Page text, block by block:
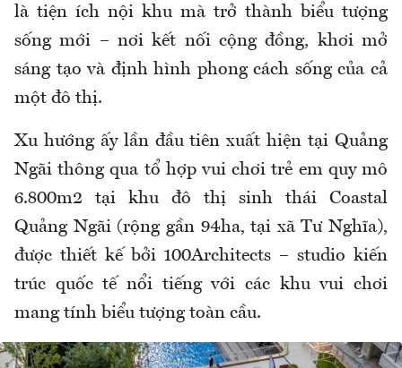
là tiện ích nội khu mà trở thành biểu tượng
sống mới – nơi kết nối cộng đồng, khơi mở
sáng tạo và định hình phong cách sống của cả
một đô thị.
Xu hướng ấy lần đầu tiên xuất hiện tại Quảng
Ngãi thông qua tổ hợp vui chơi trẻ em quy mô
6.800m2 tại khu đô thị sinh thái Coastal
Quảng Ngãi (rộng gần 94ha, tại xã Tư Nghĩa),
được thiết kế bởi 100Architects – studio kiến
trúc quốc tế nổi tiếng với các khu vui chơi
mang tính biểu tượng toàn cầu.